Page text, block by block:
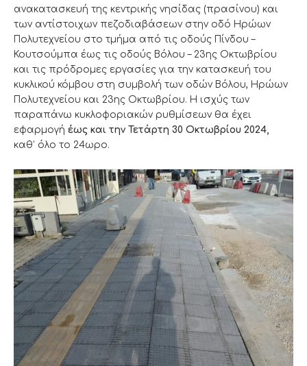
ανακατασκευή της κεντρικής νησίδας (πρασίνου) και
των αντίστοιχων πεζοδιαβάσεων στην οδό Ηρώων
Πολυτεχνείου στο τμήμα από τις οδούς Πίνδου –
Κουτσούμπα έως τις οδούς Βόλου – 23ης Οκτωβρίου
και τις πρόδρομες εργασίες για την κατασκευή του
κυκλικού κόμβου στη συμβολή των οδών Βόλου, Ηρώων
Πολυτεχνείου και 23ης Οκτωβρίου. Η ισχύς των
παραπάνω κυκλοφοριακών ρυθμίσεων θα έχει
εφαρμογή έως και την Τετάρτη 30 Οκτωβρίου 2024
καθ’ όλο το 24ωρο.